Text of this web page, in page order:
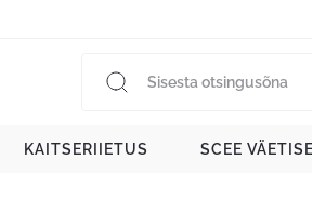
KAITSERIIETUS SCEE